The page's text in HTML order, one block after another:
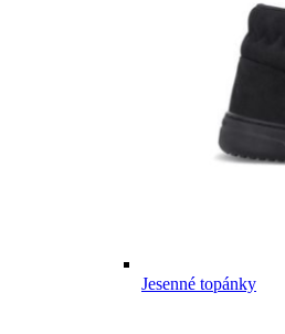
Jesenné topánky